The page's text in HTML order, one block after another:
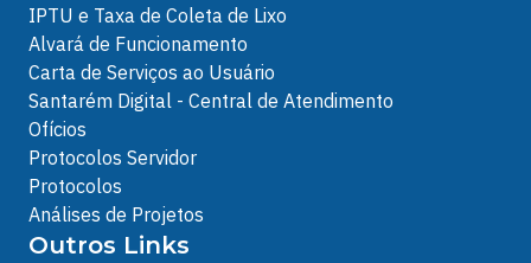
IPTU e Taxa de Coleta de Lixo
Alvará de Funcionamento
Carta de Serviços ao Usuário
Santarém Digital - Central de Atendimento
Ofícios
Protocolos Servidor
Protocolos
Análises de Projetos
Outros Links